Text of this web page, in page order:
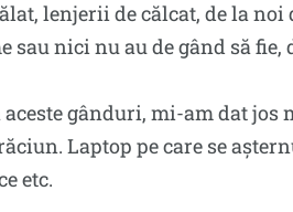
lenjerii de călcat, de la
sau nici nu au de gând să
aceste gânduri, mi-am dat
Laptop pe care se
etc.